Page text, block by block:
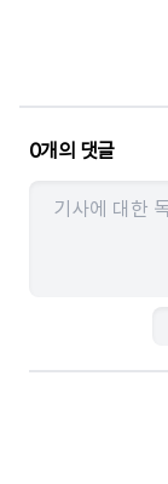
0개의 댓글